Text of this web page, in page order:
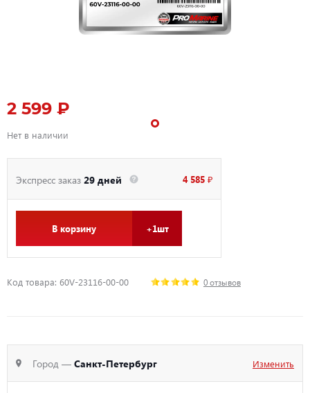
2 599 ₽
Нет в наличии
Экспресс заказ 29 дней 4 585 ₽
В корзину +1шт
Код товара: 60V-23116-00-00 0 отзывов
Город — Санкт-Петербург Изменить